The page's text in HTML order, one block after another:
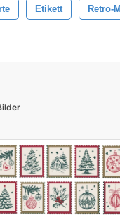
Etikett Retro-